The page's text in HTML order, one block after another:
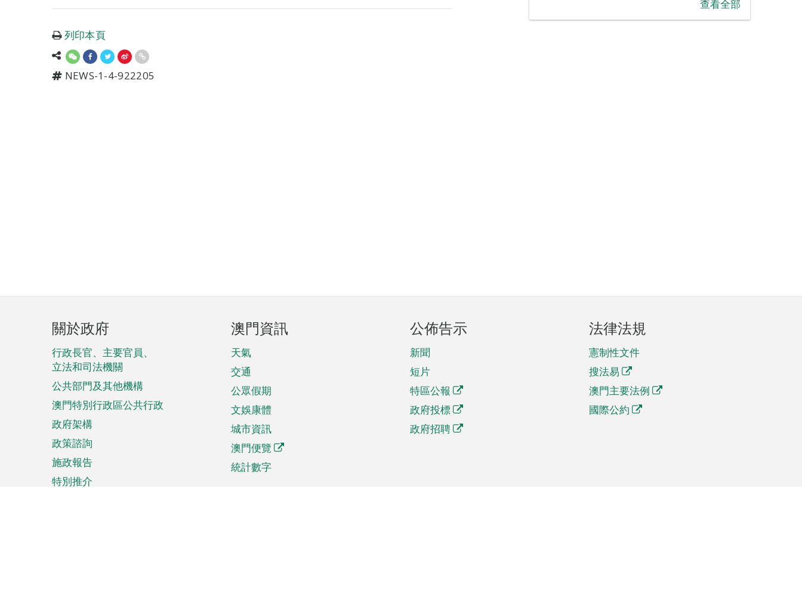
列印本頁
NEWS-1-4-922205
查看全部
頁
腳
菜
單
關於政府
行政長官、主要官員、
立法和司法機關
公共部門及其他機構
澳門特別行政區公共行政
政府架構
政策諮詢
施政報告
特別推介
澳門資訊
天氣
交通
公眾假期
文娛康體
城市資訊
澳門便覽
統計數字
公佈告示
新聞
短片
特區公報
政府投標
政府招聘
法律法規
憲制性文件
搜法易
澳門主要法例
國際公約